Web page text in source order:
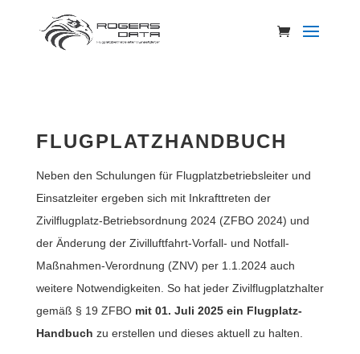
FLUGPLATZHANDBUCH
Neben den Schulungen für Flugplatzbetriebsleiter und
Einsatzleiter ergeben sich mit Inkrafttreten der
Zivilflugplatz-Betriebsordnung 2024 (ZFBO 2024) und
der Änderung der Zivilluftfahrt-Vorfall- und Notfall-
Maßnahmen-Verordnung (ZNV) per 1.1.2024 auch
weitere Notwendigkeiten. So hat jeder Zivilflugplatzhalter
gemäß § 19 ZFBO mit 01. Juli 2025 ein Flugplatz-
Handbuch zu erstellen und dieses aktuell zu halten.